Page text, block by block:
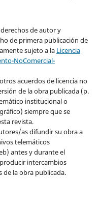
de autor y
de primera publicación de
sujeto a la Licencia
NoComercial-
acuerdos de licencia no
de la obra publicada (p.
institucional o
siempre que se
revista.
as difundir su obra a
telemáticos
antes y durante el
intercambios
de la obra publicada.